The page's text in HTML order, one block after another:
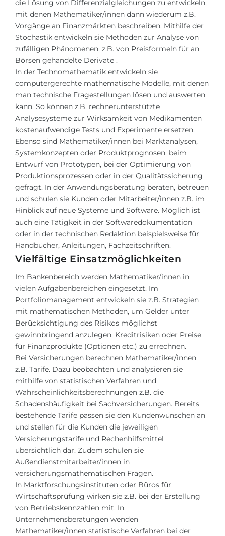
die Lösung von Differenzialgleichungen zu entwickeln,
mit denen Mathematiker/innen dann wiederum z.B.
Vorgänge an Finanzmärkten beschreiben. Mithilfe der
Stochastik entwickeln sie Methoden zur Analyse von
zufälligen Phänomenen, z.B. von Preisformeln für an
Börsen gehandelte Derivate .
In der Technomathematik entwickeln sie
computergerechte mathematische Modelle, mit denen
man technische Fragestellungen lösen und auswerten
kann. So können z.B. rechnerunterstützte
Analysesysteme zur Wirksamkeit von Medikamenten
kostenaufwendige Tests und Experimente ersetzen.
Ebenso sind Mathematiker/innen bei Marktanalysen,
Systemkonzepten oder Produktprognosen, beim
Entwurf von Prototypen, bei der Optimierung von
Produktionsprozessen oder in der Qualitätssicherung
gefragt. In der Anwendungsberatung beraten, betreuen
und schulen sie Kunden oder Mitarbeiter/innen z.B. im
Hinblick auf neue Systeme und Software. Möglich ist
auch eine Tätigkeit in der Softwaredokumentation
oder in der technischen Redaktion beispielsweise für
Handbücher, Anleitungen, Fachzeitschriften.
Vielfältige Einsatzmöglichkeiten
Im Bankenbereich werden Mathematiker/innen in
vielen Aufgabenbereichen eingesetzt. Im
Portfoliomanagement entwickeln sie z.B. Strategien
mit mathematischen Methoden, um Gelder unter
Berücksichtigung des Risikos möglichst
gewinnbringend anzulegen, Kreditrisiken oder Preise
für Finanzprodukte (Optionen etc.) zu errechnen.
Bei Versicherungen berechnen Mathematiker/innen
z.B. Tarife. Dazu beobachten und analysieren sie
mithilfe von statistischen Verfahren und
Wahrscheinlichkeitsberechnungen z.B. die
Schadenshäufigkeit bei Sachversicherungen. Bereits
bestehende Tarife passen sie den Kundenwünschen an
und stellen für die Kunden die jeweiligen
Versicherungstarife und Rechenhilfsmittel
übersichtlich dar. Zudem schulen sie
Außendienstmitarbeiter/innen in
versicherungsmathematischen Fragen.
In Marktforschungsinstituten oder Büros für
Wirtschaftsprüfung wirken sie z.B. bei der Erstellung
von Betriebskennzahlen mit. In
Unternehmensberatungen wenden
Mathematiker/innen statistische Verfahren bei der